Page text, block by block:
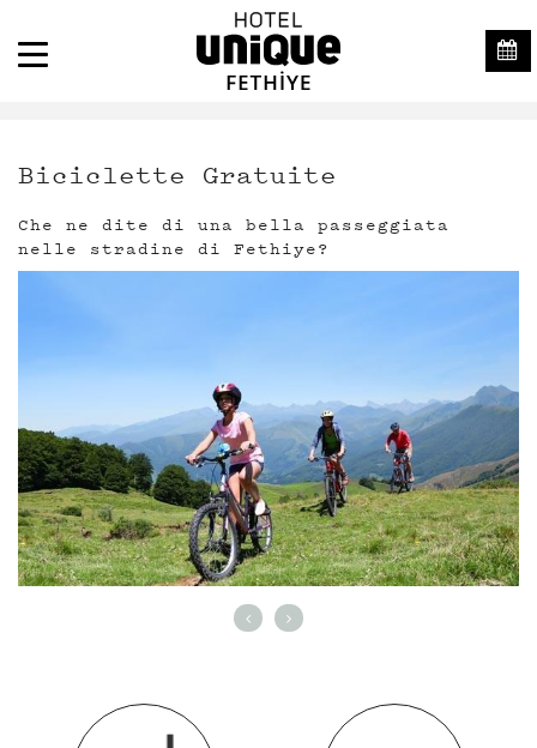
Biciclette Gratuite
Che ne dite di una bella passeggiata
nelle stradine di Fethiye?